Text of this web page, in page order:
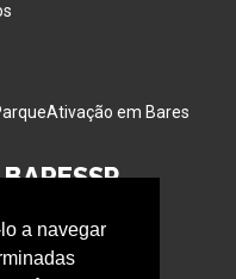
a navegar
Ativação em Bares